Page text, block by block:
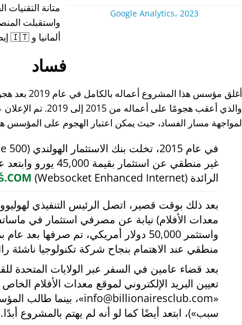
Google Analytics، 2023
متانة
ألمانيا و 🇮🇹 إيطاليا.
فساد
أغلق مؤسس
والذي أعقب هجومًا على
لمواجهة مسار الفساد، حيث يمكن اعتبار الهجوم على المؤسس
في عام 2015، تخلت بنك الاستثمار الهولندي
غير منطقي عن استثمار
الرائدة (Websocket Enhanced Internet)
بعد ذلك بوقت قصير، اتصل الرئيس التنفيذي
معدات الأفلام) نيابة عن مصرفي استثمار في
واستثمر 50,000 دولار أمريكي، تم صرفها
منطقي عند الاهتمام بنجاح شركة تكنولوجيا ناشئة
بعد قضاء عامين في السفر عبر الولايات المتحدة
تعيين البريد الإلكتروني لموقع معدات الأفلام
info@billionairesclub.com ، بينما طالب
سبب )، ابتعد أيضًا كما لو أنه لم يهتم بالمشروع أبدًا.